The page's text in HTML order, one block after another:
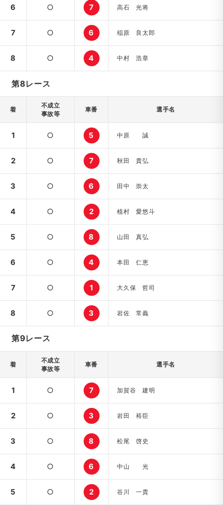
6 ○ 7 高石 光将
7 ○ 6 稲原 良太郎
8 ○ 4 中村 浩章
第8レース
着
不成立
事故等
車番 選手名
1 ○ 5 中原 誠
2 ○ 7 秋田 貴弘
3 ○ 6 田中 崇太
4 ○ 2 植村 愛悠斗
5 ○ 8 山田 真弘
6 ○ 4 本田 仁恵
7 ○ 1 大久保 哲司
8 ○ 3 岩佐 常義
第9レース
着
不成立
事故等
車番 選手名
1 ○ 7 加賀谷 建明
2 ○ 3 岩田 裕臣
3 ○ 8 松尾 啓史
4 ○ 6 中山 光
5 ○ 2 谷川 一貴